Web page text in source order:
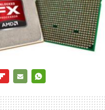
MAIL